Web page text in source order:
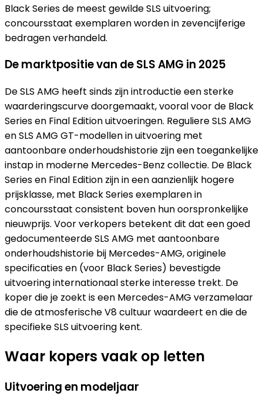
Black Series de meest gewilde SLS uitvoering;
concoursstaat exemplaren worden in zevencijferige
bedragen verhandeld.
De marktpositie van de SLS AMG in 2025
De SLS AMG heeft sinds zijn introductie een sterke
waarderingscurve doorgemaakt, vooral voor de Black
Series en Final Edition uitvoeringen. Reguliere SLS AMG
en SLS AMG GT-modellen in uitvoering met
aantoonbare onderhoudshistorie zijn een toegankelijke
instap in moderne Mercedes-Benz collectie. De Black
Series en Final Edition zijn in een aanzienlijk hogere
prijsklasse, met Black Series exemplaren in
concoursstaat consistent boven hun oorspronkelijke
nieuwprijs. Voor verkopers betekent dit dat een goed
gedocumenteerde SLS AMG met aantoonbare
onderhoudshistorie bij Mercedes-AMG, originele
specificaties en (voor Black Series) bevestigde
uitvoering internationaal sterke interesse trekt. De
koper die je zoekt is een Mercedes-AMG verzamelaar
die de atmosferische V8 cultuur waardeert en die de
specifieke SLS uitvoering kent.
Waar kopers vaak op letten
Uitvoering en modeljaar